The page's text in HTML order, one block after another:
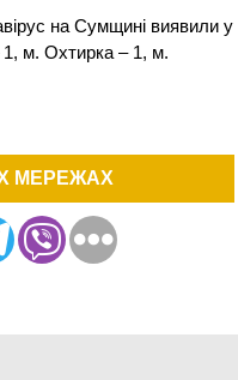
на Сумщині виявили у
м. Охтирка – 1, м.
МЕРЕЖАХ